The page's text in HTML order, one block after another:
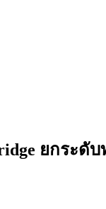
ยกระดั